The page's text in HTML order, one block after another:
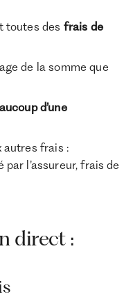
toutes des frais de
de la somme que
d’une
autres frais :
l’assureur, frais de
direct :